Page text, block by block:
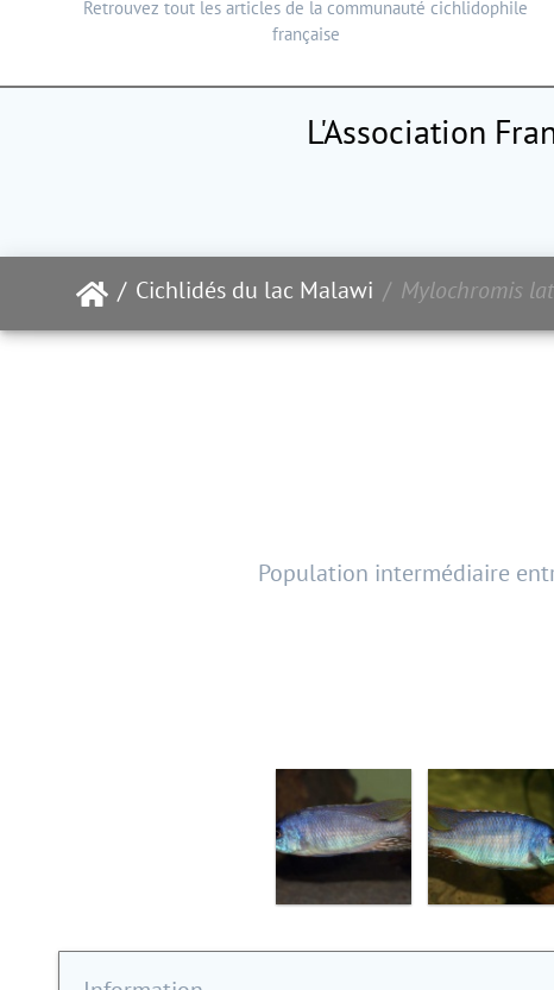
Retrouvez tout les articles de la communauté cichlidophile
française
L'Association
Cichlidés du lac Malawi Mylochromis
Population intermédiaire